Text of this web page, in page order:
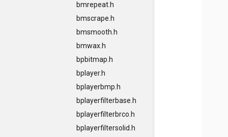
bmrepeat.h
bmscrape.h
bmsmooth.h
bmwax.h
bpbitmap.h
bplayer.h
bplayerbmp.h
bplayerfilterbase.h
bplayerfilterbrco.h
bplayerfiltersolid.h